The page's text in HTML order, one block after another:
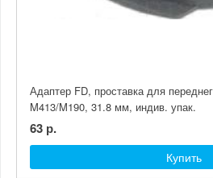
Адаптер FD, проставка для
M413/M190, 31.8 мм, индив. упак.
63 р.
Купить